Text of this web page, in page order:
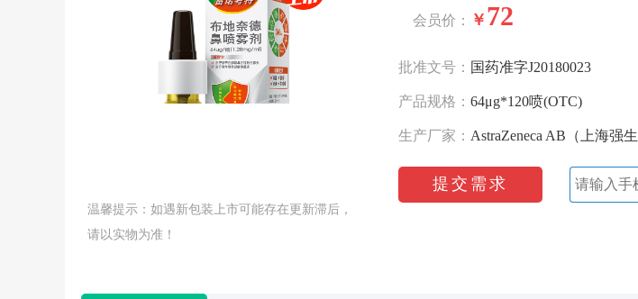
温馨提示：如遇新包装上市可能存在更新滞后，
请以实物为准！
会员价： ￥ 72
批准文号： 国药准字J20180023
产品规格： 64μg*120喷(OTC)
生产厂家： AstraZeneca AB（上海强
提交需求